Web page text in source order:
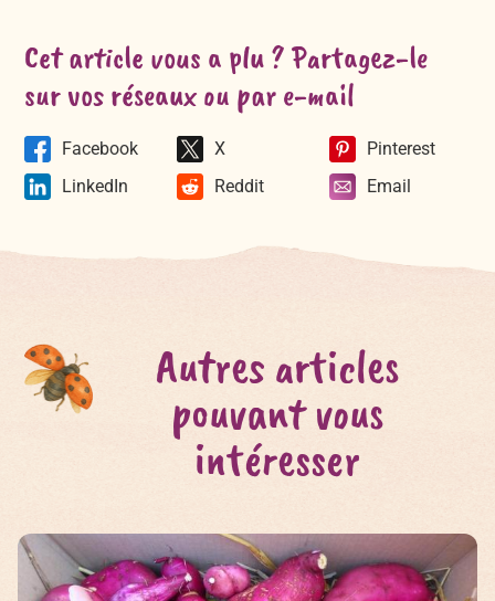
Cet article vous a plu ? Partagez-le
sur vos réseaux ou par e-mail
Facebook X
Pinterest
LinkedIn
Reddit Email
Autres articles
pouvant vous
intéresser